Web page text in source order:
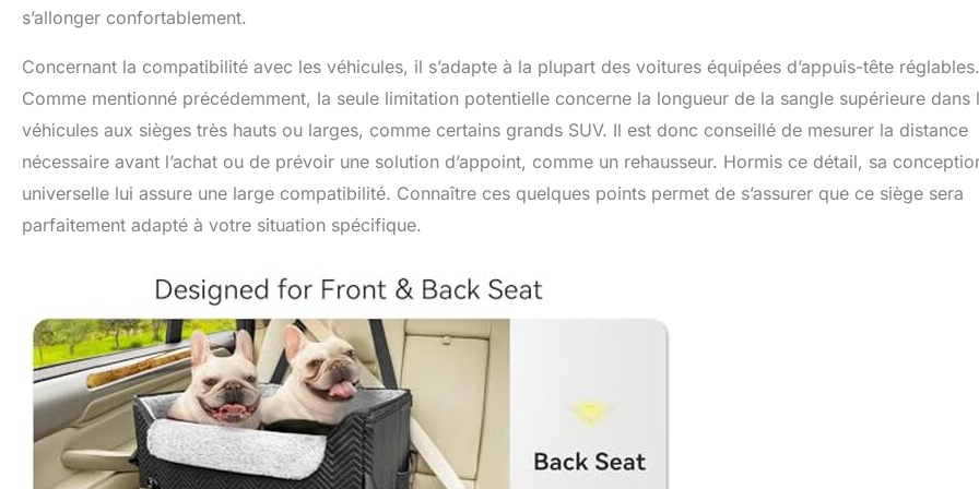
s’allonger confortablement.
Concernant la compatibilité avec les véhicules, il s’adapte à la plupart des voitures équipées d’appuis-tête réglables.
Comme mentionné précédemment, la seule limitation potentielle concerne la longueur de la sangle supérieure dans
véhicules aux sièges très hauts ou larges, comme certains grands SUV. Il est donc conseillé de mesurer la distance
nécessaire avant l’achat ou de prévoir une solution d’appoint, comme un rehausseur. Hormis ce détail, sa
universelle lui assure une large compatibilité. Connaître ces quelques points permet de s’assurer que ce siège sera
parfaitement adapté à votre situation spécifique.